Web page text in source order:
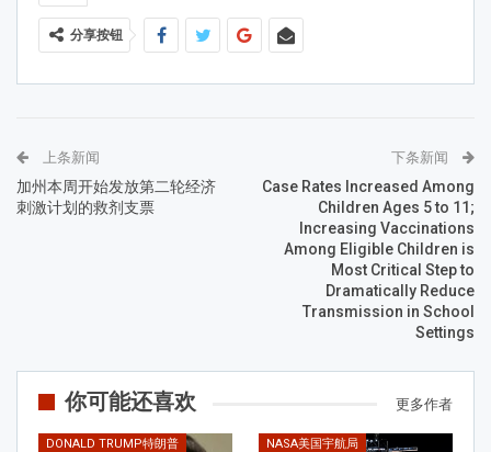
分享按钮
上条新闻
加州本周开始发放第二轮经济
刺激计划的救剂支票
下条新闻
Case Rates Increased Among
Children Ages 5 to 11;
Increasing Vaccinations
Among Eligible Children is
Most Critical Step to
Dramatically Reduce
Transmission in School
Settings
你可能还喜欢 更多作者
DONALD TRUMP特朗普 NASA美国宇航局